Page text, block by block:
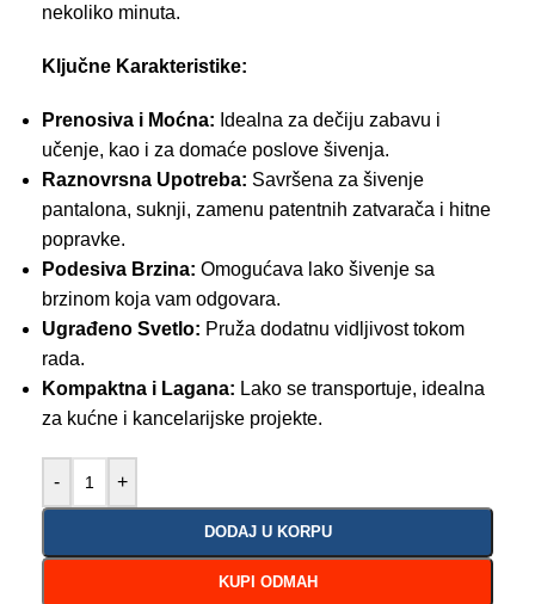
nekoliko minuta.
Ključne Karakteristike:
Prenosiva i Moćna: Idealna za dečiju zabavu i
učenje, kao i za domaće poslove šivenja.
Raznovrsna Upotreba: Savršena za šivenje
pantalona, suknji, zamenu patentnih zatvarača i hitne
popravke.
Podesiva Brzina: Omogućava lako šivenje sa
brzinom koja vam odgovara.
Ugrađeno Svetlo: Pruža dodatnu vidljivost tokom
rada.
Kompaktna i Lagana: Lako se transportuje, idealna
za kućne i kancelarijske projekte.
- +
DODAJ U KORPU
KUPI ODMAH